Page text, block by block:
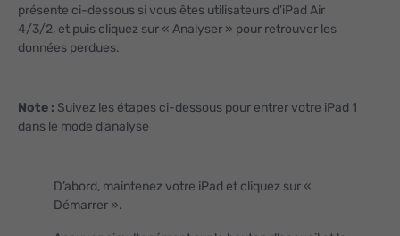
présente ci-dessous si vous êtes utilisateurs d’iPad Air
4/3/2, et puis cliquez sur « Analyser » pour retrouver les
données perdues.
Note : Suivez les étapes ci-dessous pour entrer votre iPad 1
dans le mode d’analyse
D’abord, maintenez votre iPad et cliquez sur «
Démarrer ».